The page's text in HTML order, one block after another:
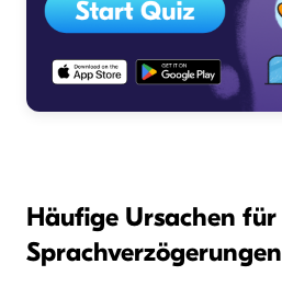
Häufige Ursachen für
Sprachverzögerungen